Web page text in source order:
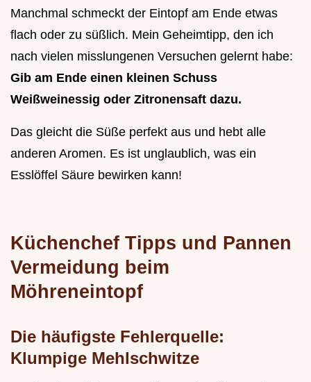
Manchmal schmeckt der Eintopf am Ende etwas
flach oder zu süßlich. Mein Geheimtipp, den ich
nach vielen misslungenen Versuchen gelernt habe:
Gib am Ende einen kleinen Schuss
Weißweinessig oder Zitronensaft dazu.
Das gleicht die Süße perfekt aus und hebt alle
anderen Aromen. Es ist unglaublich, was ein
Esslöffel Säure bewirken kann!
Küchenchef Tipps und Pannen
Vermeidung beim
Möhreneintopf
Die häufigste Fehlerquelle:
Klumpige Mehlschwitze